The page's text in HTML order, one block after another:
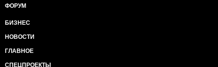
ФОРУМ
БИЗНЕС
НОВОСТИ
ГЛАВНОЕ
СПЕЦПРОЕКТЫ